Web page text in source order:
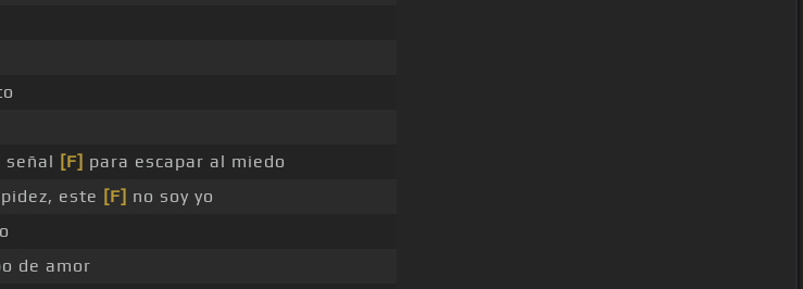
señal [F] para escapar al miedo
este [F] no soy yo
de amor